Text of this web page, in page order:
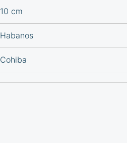
10 cm
Habanos
Cohiba